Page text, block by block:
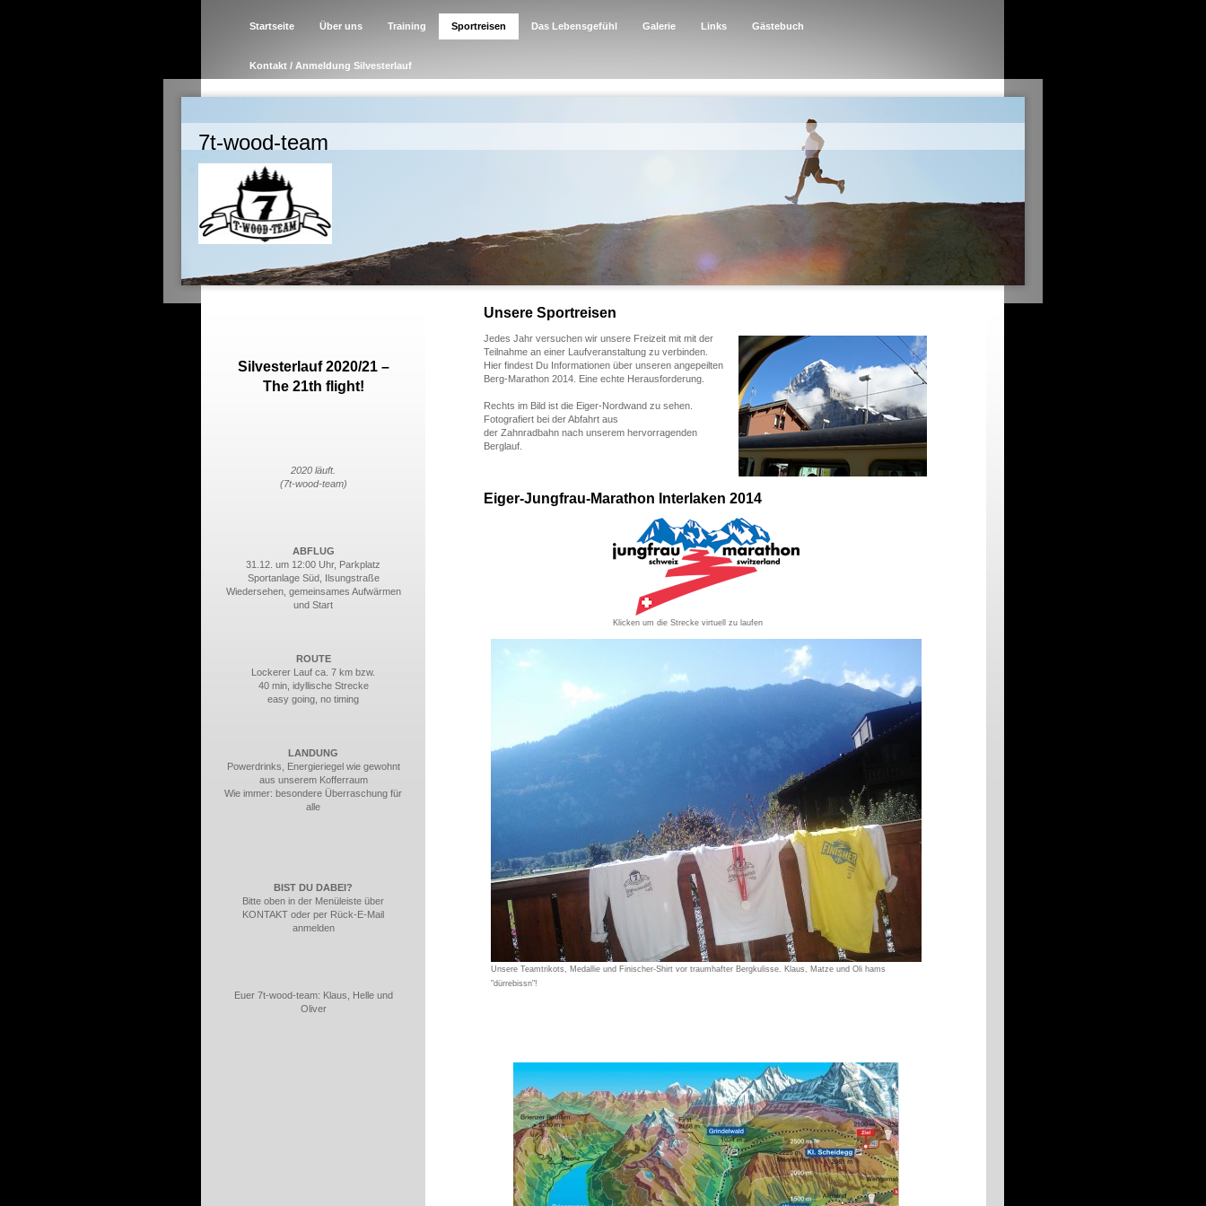
Startseite Über uns Training Sportreisen Das Lebensgefühl Galerie Links Gästebuch
Kontakt / Anmeldung Silvesterlauf
7t-wood-team
Silvesterlauf 2020/21 –
The 21th flight!
2020 läuft.
(7t-wood-team)
ABFLUG
31.12. um 12:00 Uhr, Parkplatz
Sportanlage Süd, Ilsungstraße
Wiedersehen, gemeinsames Aufwärmen
und Start
ROUTE
Lockerer Lauf ca. 7 km bzw.
40 min, idyllische Strecke
easy going, no timing
LANDUNG
Powerdrinks, Energieriegel wie gewohnt
aus unserem Kofferraum
Wie immer: besondere Überraschung für
alle
BIST DU DABEI?
Bitte oben in der Menüleiste über
KONTAKT oder per Rück-E-Mail
anmelden
Euer 7t-wood-team: Klaus, Helle und
Oliver
Unsere Sportreisen
Jedes Jahr versuchen wir unsere Freizeit mit mit der
Teilnahme an einer Laufveranstaltung zu verbinden.
Hier findest Du Informationen über unseren angepeilten
Berg-Marathon 2014. Eine echte Herausforderung.
Rechts im Bild ist die Eiger-Nordwand zu sehen.
Fotografiert bei der Abfahrt aus
der Zahnradbahn nach unserem hervorragenden
Berglauf.
Eiger-Jungfrau-Marathon Interlaken 2014
Klicken um die Strecke virtuell zu laufen
Unsere Teamtrikots, Medallie und Finischer-Shirt vor traumhafter Bergkulisse. Klaus, Matze und Oli hams
"dürrebissn"!